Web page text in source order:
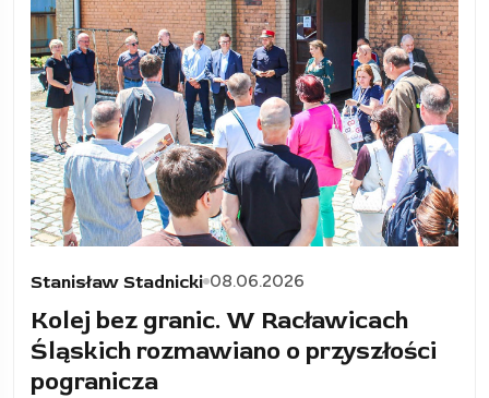
Stanisław Stadnicki 08.06.2026
Kolej bez granic. W Racławicach
Śląskich rozmawiano o przyszłości
pogranicza